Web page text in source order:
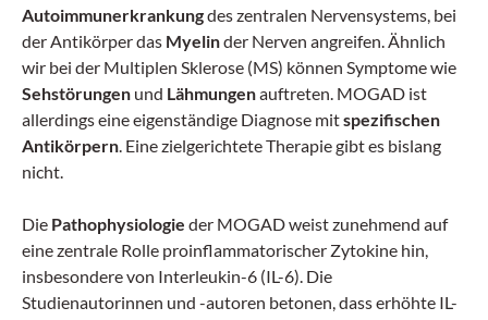
Autoimmunerkrankungdes zentralen Nervensystems, bei
der Antikörper das Myelinder Nerven angreifen. Ähnlich
wir bei der Multiplen Sklerose (MS) können Symptome wie
Sehstörungen und Lähmungenauftreten. MOGAD ist
allerdings eine eigenständige Diagnose mitspezifischen
Antikörpern. Eine zielgerichtete Therapie gibt es bislang
nicht.
Die Pathophysiologie der MOGAD weist zunehmend auf
eine zentrale Rolle proinflammatorischer Zytokine hin,
insbesondere von Interleukin-6 (IL-6). Die
Studienautorinnen und -autoren betonen, dass erhöhte IL-